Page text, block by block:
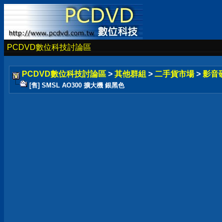
PCDVD數位科技討論區
PCDVD數位科技討論區 > 其他群組 > 二手貨市場 > 影音
[售] SMSL AO300 擴大機 銀黑色